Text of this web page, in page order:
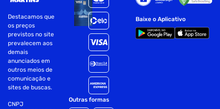
Destacamos que
os preços
previstos no site
prevalecem aos
demais
anunciados em
outros meios de
comunicação e
sites de buscas.
CNPJ
Outras formas
Baixe o Aplicativo